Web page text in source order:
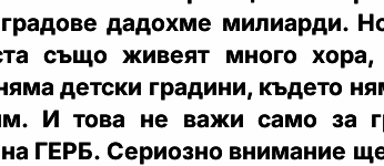
дадохме милиарди.
също живеят много
детски градини, където
И това не важи само за
на ГЕРБ. Сериозно внимание